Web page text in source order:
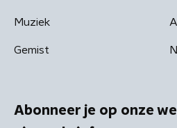
Muziek
Gemist
Abonneer je op onze